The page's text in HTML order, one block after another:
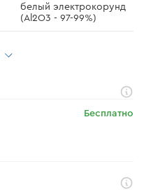
белый электрокорунд
(Al2O3 - 97-99%)
Бесплатно